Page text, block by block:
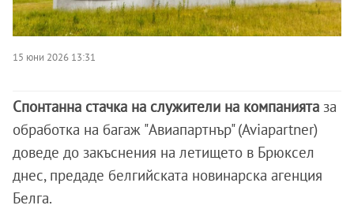
15 юни 2026 13:31
Спонтанна стачка на служители на компанията за
обработка на багаж "Aвиапартнър" (Aviapartner)
доведе до закъснения на летището в Брюксел
днес, предаде белгийската новинарска агенция
Белга.